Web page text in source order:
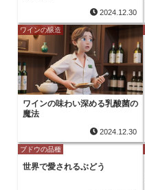
2024.12.30
ワインの醸造
ワインの味わい深める乳酸菌の
魔法
2024.12.30
ブドウの品種
世界で愛されるぶどう